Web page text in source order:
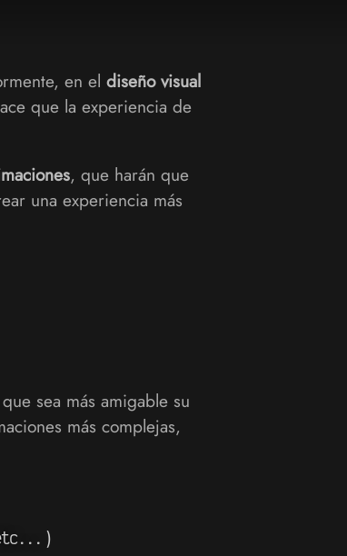
en el diseño visual
que la experiencia de
, que harán que
una experiencia más
sea más amigable su
más complejas,
)